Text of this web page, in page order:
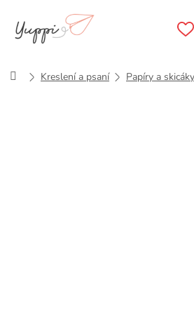
obsah
DomůKreslení a psaní Papíry a skicáky